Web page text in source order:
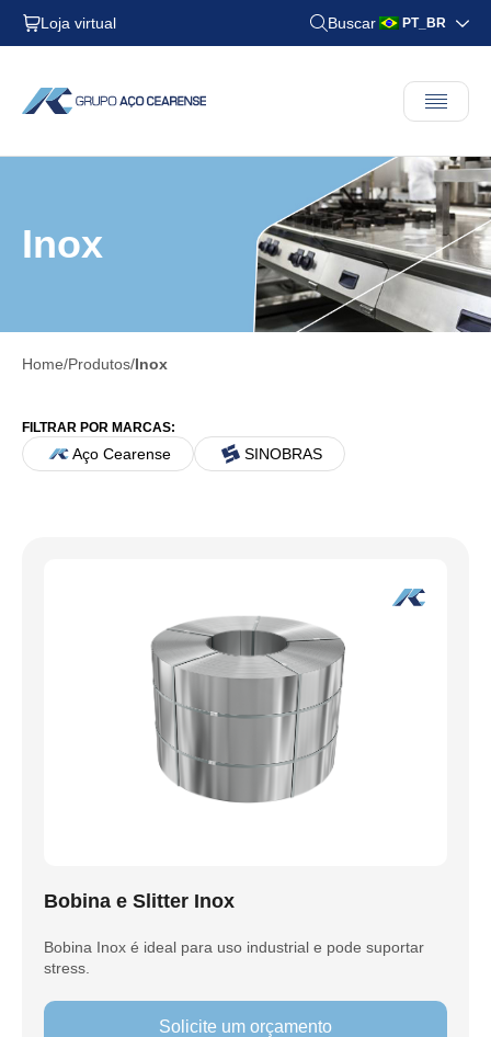
Loja virtual Buscar PT_BR
Inox
Home Produtos Inox
FILTRAR POR MARCAS:
Aço Cearense SINOBRAS
Bobina e Slitter Inox
Bobina Inox é ideal para uso industrial e pode suportar
stress.
Solicite um orçamento